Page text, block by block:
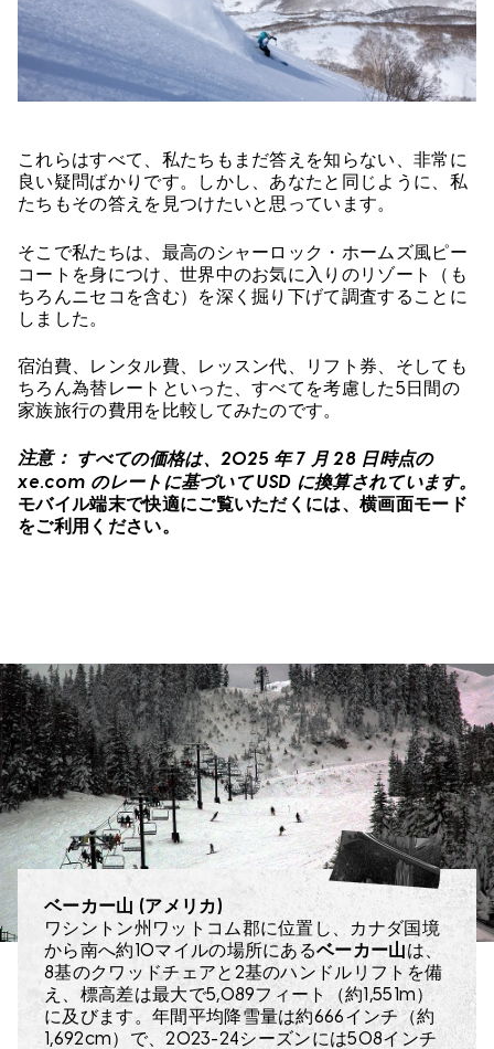
これらはすべて、私たちもまだ答えを知らない、非常に
良い疑問ばかりです。しかし、あなたと同じように、私
たちもその答えを見つけたいと思っています。
そこで私たちは、最高のシャーロック・ホームズ風ピー
コートを身につけ、世界中のお気に入りのリゾート（も
ちろんニセコを含む）を深く掘り下げて調査することに
しました。
宿泊費、レンタル費、レッスン代、リフト券、そしても
ちろん為替レートといった、すべてを考慮した5日間の
家族旅行の費用を比較してみたのです。
注意：
すべての価格は、2025 年 7 月 28 日時点の
xe.com のレートに基づいて USD に換算されています。
モバイル端末で快適にご覧いただくには、横画面モード
をご利用ください。
ベーカー山 (アメリカ)
ワシントン州ワットコム郡に位置し、カナダ国境
から南へ約10マイルの場所にあるベーカー山は、
8基のクワッドチェアと2基のハンドルリフトを備
え、標高差は最大で5,089フィート（約1,551m）
に及びます。年間平均降雪量は約666インチ（約
1,692cm）で、2023-24シーズンには508インチ
ブライトン (アメリカ)
ユタ州で唯一、全地形に高速クワッドリフトでア
クセスできるリゾート、ブライトンは、標高差
1,875フィート（約572m）を誇り、200エーカー
（約81ヘクタール）以上の広大な地形、24本のコ
ース、そしてナイタースキー用に毎晩オープンす
る複数のテレインパークを備えています。
ジャクソンホール（アメリカ）
ジャクソン市街から12マイル離れたテトン・ビレ
ッジに拠点を置くジャクソンホールは、アプレ・
ヴーとランデブーという2つの山にまたがる2,500
エーカー以上の管理区域内ゲレンデに加え、
3,000エーカーを超えるオープンなバックカント
リーゲートアクセスを提供しています。
スノーバート(アメリカ)
ソルトレイクシティのダウンタウンからわずか45
分のスノーバード は、年間平均500インチ（約
1,270cm）を超える降雪量を誇ります。ソルトレ
イクシティ国際空港からわずか29マイル（約
47km）という立地条件から、北米で最もアクセ
スしやすいアルペンリゾートと評されています。
マウントブラー (オーストラリア)
ビクトリア州で最も歴史あるリゾートの一つ、 マ
ウントブラーは、初心者から中級者向けに約45%
のブルー（中級）コースを提供しています。平均
して年間約48インチ（約122cm）の降雪があり、
シーズン中に約17日の降雪日があります。
ペリッシャー (オーストラリア)
南半球最大のアルペンリゾートである ペリッシャ
ーは、あらゆるレベルのライダーに対応する多様
な地形、総標高6,738フィート（約2,054m）、そ
して45本の異なるリフトラインを特徴としていま
す。過去15年間におけるペリッシャーの冬季の平
均最大積雪深は1.9m（約74インチ）です。
スレドボ (オーストラリア)
オーストラリア最長のスキーコース（3.6マイル、
約5.8km）を誇るスレドボは、海抜
2,037m（6,683フィート）に位置し、オーストラ
リアのスキーリゾートの中で最大の標高差を誇り
ます。合計14基のリフトを備え、平均シーズン積
雪量は2.03m（約79インチ）で、国内最大級のハ
ニセコ (日本)
日本で最も人気のあるアルペンデスティネーショ
ン、ニセコは、国内の「ディープパウダーの聖
地」として知られています。2023/24シーズンに
は、4つの相互接続リゾートで12m（472インチ）
もの降雪を記録しました。札幌から南へ100km、
札幌の新千歳空港から車で2時間の場所に位置